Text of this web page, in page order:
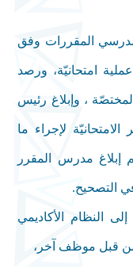
مدرسي المقررات وفق
امتحانيّة، ورصد
، وإبلاغ رئيس
لإجراء ما
إبلاغ مدرس المقرر
التصحيح.
إلى النظام الأكاديمي
قبل موظف آخر،